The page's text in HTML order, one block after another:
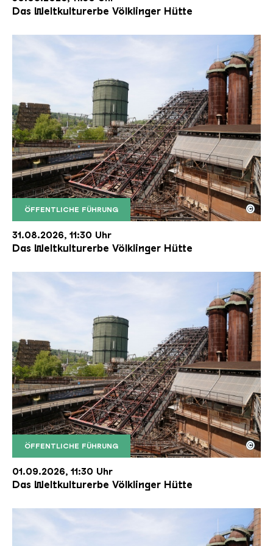
Das Weltkulturerbe Völklinger Hütte
ÖFFENTLICHE FÜHRUNG
Der Erzschrägaufzug der Völklinger Hütte mit
Copyright: Weltkulturerbe Völklinger Hütte | Karl
©
31.08.2026, 11:30 Uhr
Das Weltkulturerbe Völklinger Hütte
ÖFFENTLICHE FÜHRUNG
Der Erzschrägaufzug der Völklinger Hütte mit
Copyright: Weltkulturerbe Völklinger Hütte | Karl
©
01.09.2026, 11:30 Uhr
Das Weltkulturerbe Völklinger Hütte